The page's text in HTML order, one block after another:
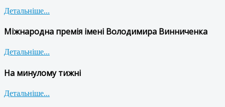
Детальніше...
Міжнародна премія імені Володимира Винниченка
Детальніше...
На минулому тижні
Детальніше...